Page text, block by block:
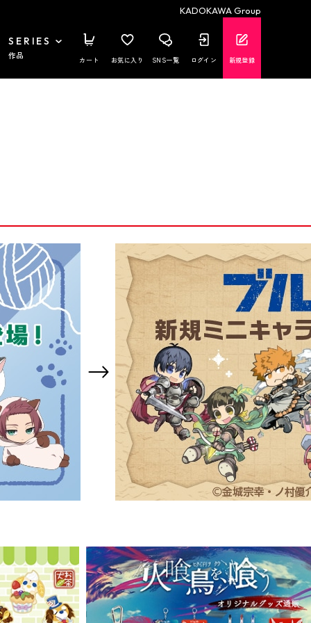
KADOKAWA Group
SERIES
作品 カート お気に入り SNS一覧 ログイン 新規登録